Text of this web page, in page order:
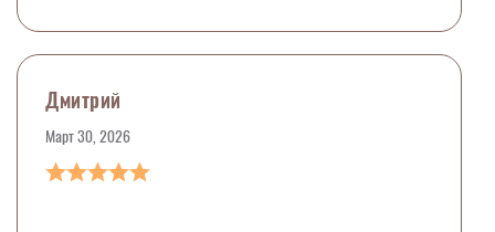
Дмитрий
Март 30, 2026